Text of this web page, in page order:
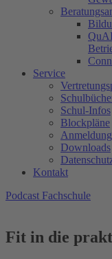
Service
Schul-Infos
Blockpläne
Downloads
Kontakt
Podcast Fachschule
Fit in die